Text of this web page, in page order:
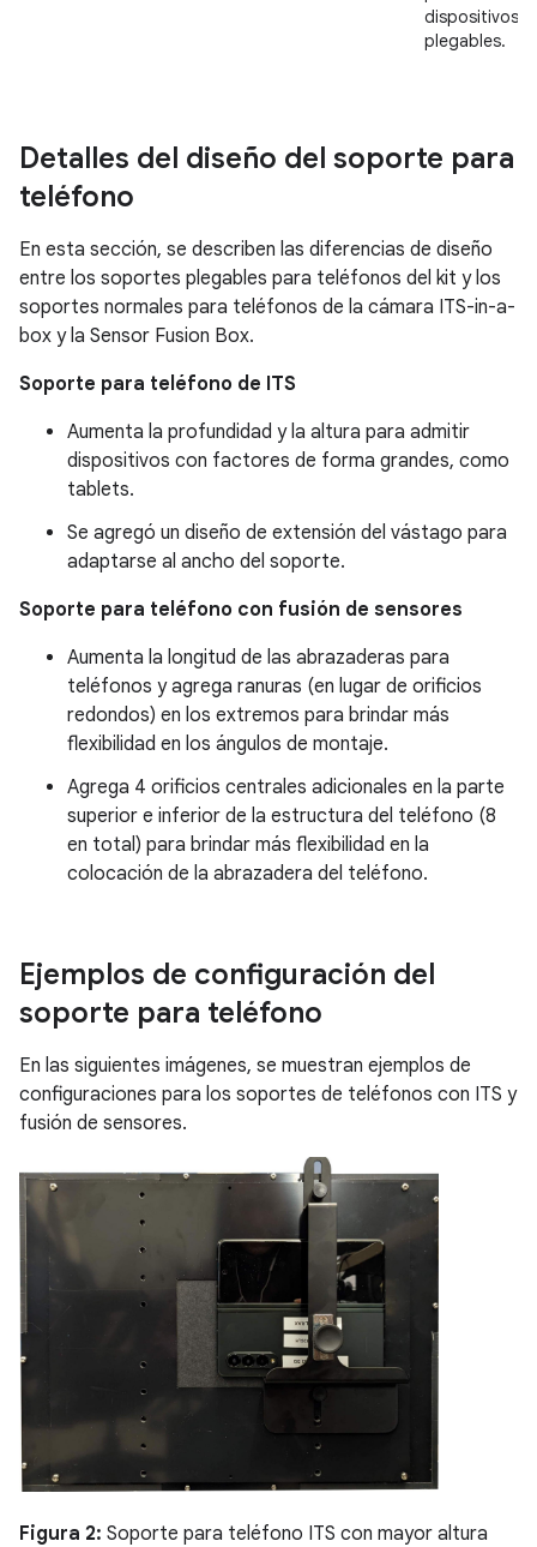
dispositivos
plegables.
Detalles del diseño del soporte para
teléfono
En esta sección, se describen las diferencias de diseño
entre los soportes plegables para teléfonos del kit y los
soportes normales para teléfonos de la cámara ITS-in-a-
box y la Sensor Fusion Box.
Soporte para teléfono de ITS
Aumenta la profundidad y la altura para admitir
dispositivos con factores de forma grandes, como
tablets.
Se agregó un diseño de extensión del vástago para
adaptarse al ancho del soporte.
Soporte para teléfono con fusión de sensores
Aumenta la longitud de las abrazaderas para
teléfonos y agrega ranuras (en lugar de orificios
redondos) en los extremos para brindar más
flexibilidad en los ángulos de montaje.
Agrega 4 orificios centrales adicionales en la parte
superior e inferior de la estructura del teléfono (8
en total) para brindar más flexibilidad en la
colocación de la abrazadera del teléfono.
Ejemplos de configuración del
soporte para teléfono
En las siguientes imágenes, se muestran ejemplos de
configuraciones para los soportes de teléfonos con ITS y
fusión de sensores.
Figura 2: Soporte para teléfono ITS con mayor altura